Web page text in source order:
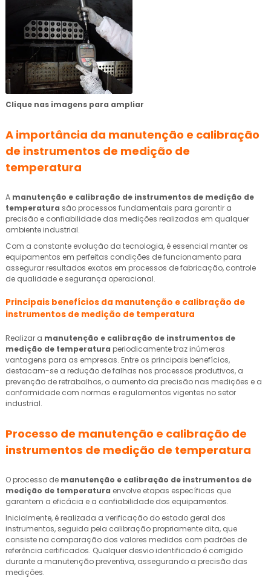
Clique nas imagens para ampliar
A importância da manutenção e calibração
de instrumentos de medição de
temperatura
A manutenção e calibração de instrumentos de medição de
temperatura são processos fundamentais para garantir a
precisão e confiabilidade das medições realizadas em qualquer
ambiente industrial.
Com a constante evolução da tecnologia, é essencial manter os
equipamentos em perfeitas condições de funcionamento para
assegurar resultados exatos em processos de fabricação, controle
de qualidade e segurança operacional.
Principais benefícios da manutenção e calibração de
instrumentos de medição de temperatura
Realizar a manutenção e calibração de instrumentos de
medição de temperatura periodicamente traz inúmeras
vantagens para as empresas. Entre os principais benefícios,
destacam-se a redução de falhas nos processos produtivos, a
prevenção de retrabalhos, o aumento da precisão nas medições e a
conformidade com normas e regulamentos vigentes no setor
industrial.
Processo de manutenção e calibração de
instrumentos de medição de temperatura
O processo de manutenção e calibração de instrumentos de
medição de temperatura envolve etapas específicas que
garantem a eficácia e a confiabilidade dos equipamentos.
Inicialmente, é realizada a verificação do estado geral dos
instrumentos, seguida pela calibração propriamente dita, que
consiste na comparação dos valores medidos com padrões de
referência certificados. Qualquer desvio identificado é corrigido
durante a manutenção preventiva, assegurando a precisão das
medições.